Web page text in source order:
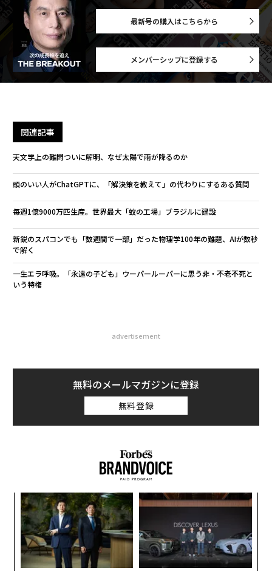
最新号の購入はこちらから
メンバーシップに登録する
関連記事
天文学上の難問ついに解明、なぜ太陽で雨が降るのか
頭のいい人がChatGPTに、「解決策を教えて」の代わりにするある質問
毎週1億9000万匹生産。世界最大「蚊の工場」ブラジルに建設
新鋭のスパコンでも「数週間で一部」だった物理学100年の難題、AIが数秒
で解く
一生エラ呼吸。「永遠の子ども」ウーパールーパーに思う非・不老不死と
いう特権
advertisement
無料のメールマガジンに登録
無料登録